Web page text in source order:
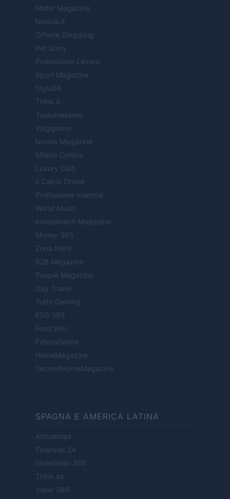
Motor Magazine
Notizie.it
Offerte Shopping
Pet Story
Professione Lavoro
Sport Magazine
Style24
Think.it
Tuobenessere
Viaggiamo
Nonne Magazine
Milano Cortina
Luxury Club
Il Calcio Online
Professione mamma
World Music
Investimenti Magazine
Money 365
Zona Nerd
B2B Magazine
People Magazine
Day Travel
Tutto Gaming
ESG 365
Food Wiki
FuturoDonna
HomeMagazine
SecondHomeMagazine
SPAGNA E AMERICA LATINA
Actualidad
Finanzas 24
Investindo 365
Think.es
Viajar 365